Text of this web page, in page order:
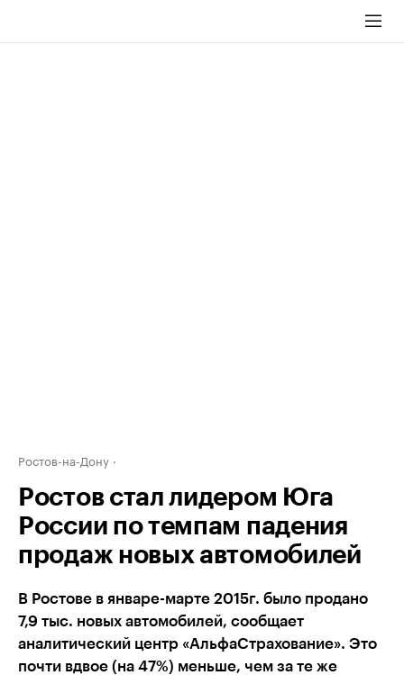
Ростов-на-Дону
Ростов стал лидером Юга
России по темпам падения
продаж новых автомобилей
В Ростове в январе-марте 2015г. было продано
7,9 тыс. новых автомобилей, сообщает
аналитический центр «АльфаСтрахование». Это
почти вдвое (на 47%) меньше, чем за те же